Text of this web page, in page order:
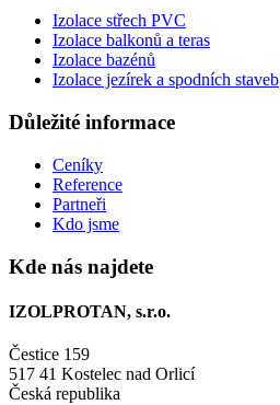
Izolace střech PVC
Izolace balkonů a teras
Izolace bazénů
Izolace jezírek a spodních staveb
Důležité informace
Ceníky
Reference
Partneři
Kdo jsme
Kde nás najdete
IZOLPROTAN, s.r.o.
Čestice 159
517 41 Kostelec nad Orlicí
Česká republika